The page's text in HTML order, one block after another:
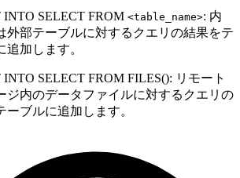
INTO SELECT FROM <table_name>: 内
外部テーブルに対するクエリの結果をテ
追加します。
INTO SELECT FROM FILES(): リモート
ジ内のデータファイルに対するクエリの
ーブルに追加します。